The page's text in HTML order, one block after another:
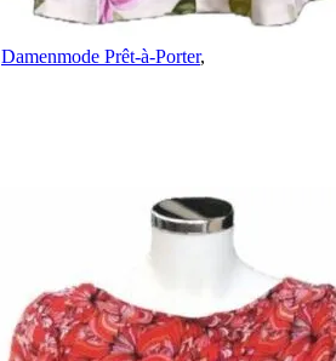
Damenmode Prêt-à-Porter,